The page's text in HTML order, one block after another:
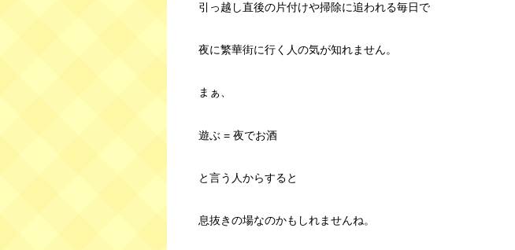
引っ越し直後の片付けや掃除に追われる毎日で
夜に繁華街に行く人の気が知れません。
まぁ、
遊ぶ = 夜でお酒
と言う人からすると
息抜きの場なのかもしれませんね。